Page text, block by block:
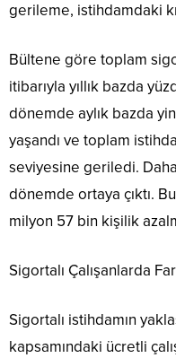
gerileme, istihdamdaki
Bültene göre toplam
itibarıyla yıllık bazda
dönemde aylık bazda
yaşandı ve toplam
seviyesine geriledi. Daha
dönemde ortaya çıktı.
milyon 57 bin kişilik
Sigortalı Çalışanlarda
Sigortalı istihdamın
kapsamındaki ücretli